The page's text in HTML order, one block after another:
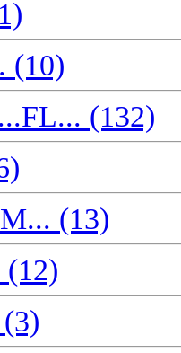
(10)
(132)
(13)
(12)